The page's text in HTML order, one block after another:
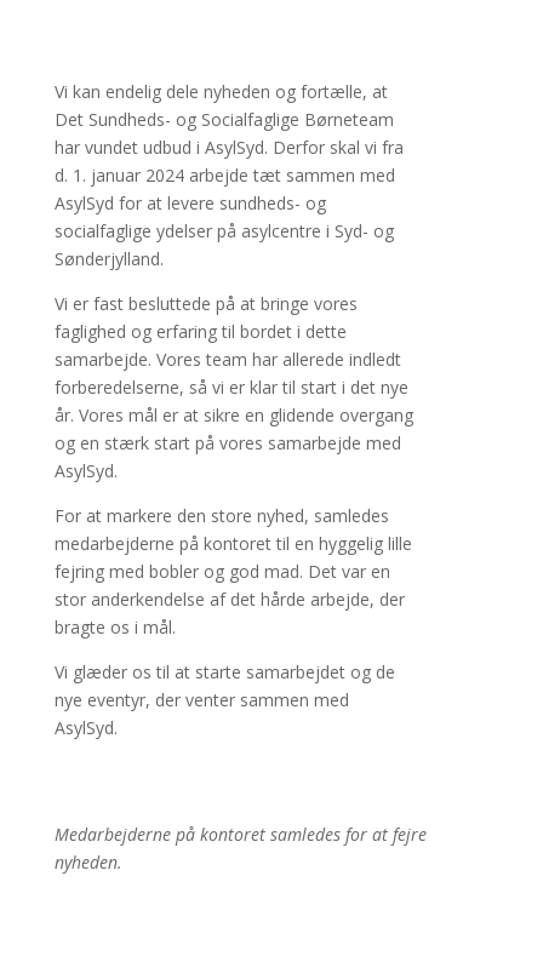
Vi kan endelig dele nyheden og fortælle, at
Det Sundheds- og Socialfaglige Børneteam
har vundet udbud i AsylSyd. Derfor skal vi fra
d. 1. januar 2024 arbejde tæt sammen med
AsylSyd for at levere sundheds- og
socialfaglige ydelser på asylcentre i Syd- og
Sønderjylland.
Vi er fast besluttede på at bringe vores
faglighed og erfaring til bordet i dette
samarbejde. Vores team har allerede indledt
forberedelserne, så vi er klar til start i det nye
år. Vores mål er at sikre en glidende overgang
og en stærk start på vores samarbejde med
AsylSyd.
For at markere den store nyhed, samledes
medarbejderne på kontoret til en hyggelig lille
fejring med bobler og god mad. Det var en
stor anderkendelse af det hårde arbejde, der
bragte os i mål.
Vi glæder os til at starte samarbejdet og de
nye eventyr, der venter sammen med
AsylSyd.
Medarbejderne på kontoret samledes for at fejre
nyheden.